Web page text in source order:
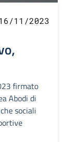
11/2023
firmato
Abodi di
sociali